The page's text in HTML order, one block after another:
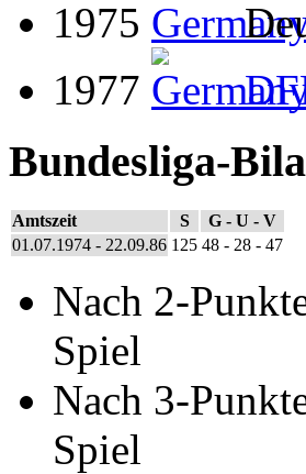
1975
1977
Bundesliga-
Amtszeit S
G - U - V
01.07.1974 - 22.09.86 125 48 - 28 - 47
Nach 2-
Spiel
Nach 3-
Spiel